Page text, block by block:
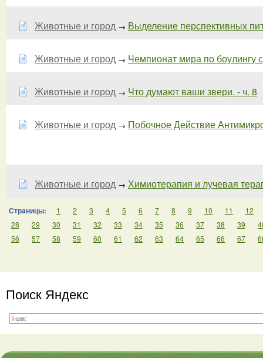
Животные и город → Выделение перспективных
Животные и город → Чемпионат мира по боулингу
Животные и город → Что думают ваши звери. - ч. 8
Животные и город → Побочное Действие
Животные и город → Химиотерапия и лучевая
Страницы: 1 2 3 4 5 6 7 8 9 10 11
12
28
29 30 31 32 33 34 35 36 37 38 39
56
57 58 59 60 61 62 63 64 65 66 67
Поиск Яндекс